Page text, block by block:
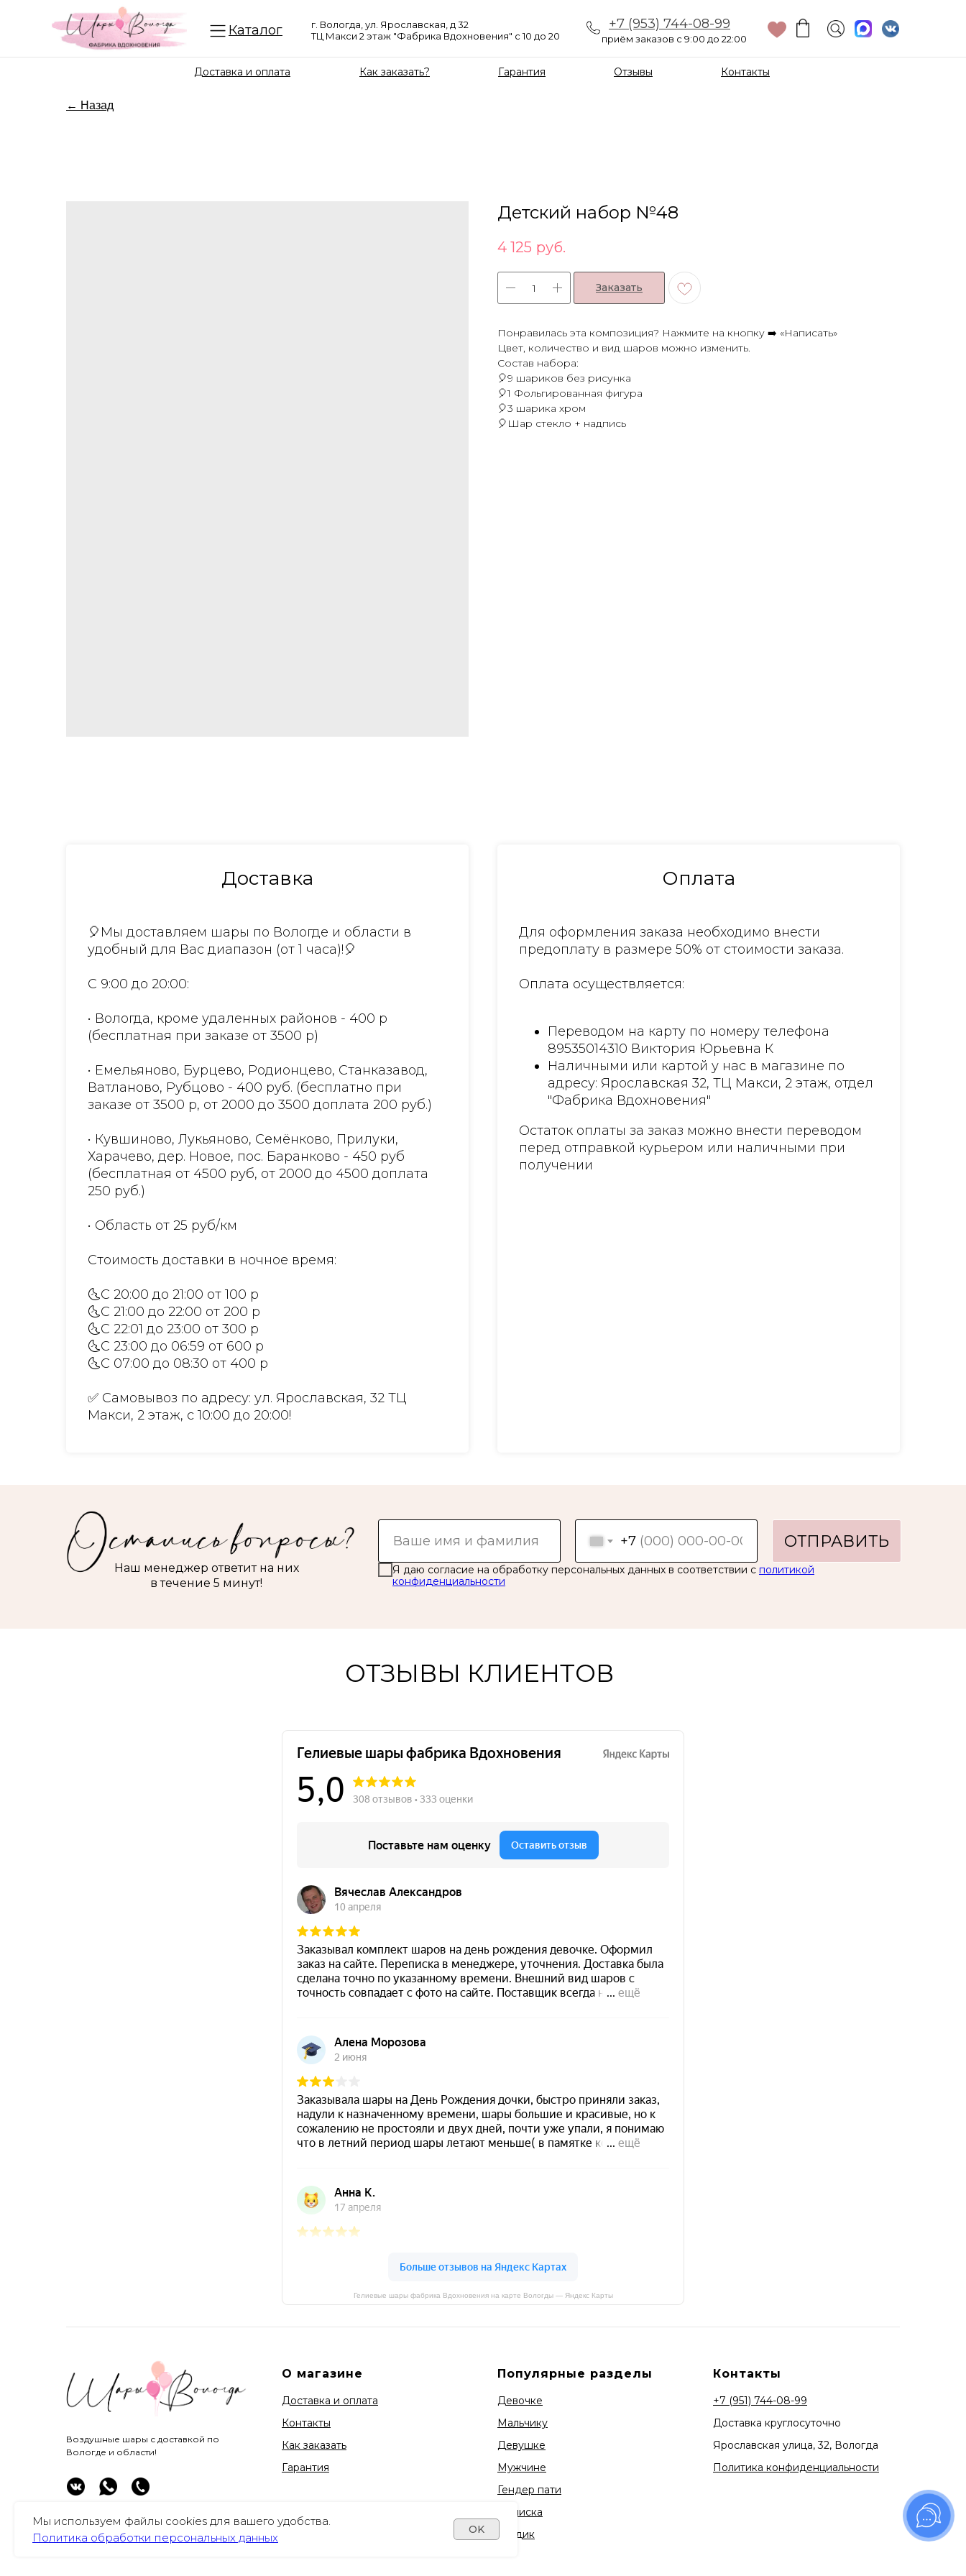
+7 (953) 744-08-99
Каталог
приём заказов с 9:00 до 22:00
г. Вологда, ул. Ярославская, д 32
ТЦ Макси 2 этаж "Фабрика Вдохновения" с 10 до 20
Доставка и оплата Как заказать? Гарантия Отзывы Контакты
← Назад
Детский набор №48
4 125 руб.
Заказать
Понравилась эта композиция? Нажмите на кнопку ➡️ «Написать»
Цвет, количество и вид шаров можно изменить.
Состав набора:
🎈9 шариков без рисунка
🎈1 Фольгированная фигура
🎈3 шарика хром
🎈Шар стекло + надпись
Доставка
🎈Мы доставляем шары по Вологде и области в
удобный для Вас диапазон (от 1 часа)!🎈
С 9:00 до 20:00:
• Вологда, кроме удаленных районов - 400 р
(бесплатная при заказе от 3500 р)
• Емельяново, Бурцево, Родионцево, Станказавод,
Ватланово, Рубцово - 400 руб. (бесплатно при
заказе от 3500 р, от 2000 до 3500 доплата 200 руб.)
• Кувшиново, Лукьяново, Семёнково, Прилуки,
Харачево, дер. Новое, пос. Баранково - 450 руб
(бесплатная от 4500 руб, от 2000 до 4500 доплата
250 руб.)
• Область от 25 руб/км
Стоимость доставки в ночное время:
🌜С 20:00 до 21:00 от 100 р
🌜С 21:00 до 22:00 от 200 р
🌜С 22:01 до 23:00 от 300 р
🌜С 23:00 до 06:59 от 600 р
🌜С 07:00 до 08:30 от 400 р
✅ Самовывоз по адресу: ул. Ярославская, 32 ТЦ
Макси, 2 этаж, с 10:00 до 20:00!
Оплата
Для оформления заказа необходимо внести
предоплату в размере 50% от стоимости заказа.
Оплата осуществляется:
Переводом на карту по номеру телефона
89535014310 Виктория Юрьевна К
Наличными или картой у нас в магазине по
адресу: Ярославская 32, ТЦ Макси, 2 этаж, отдел
"Фабрика Вдохновения"
Остаток оплаты за заказ можно внести переводом
перед отправкой курьером или наличными при
получении
+7
Я даю согласие на обработку персональных данных в соответствии с политикой
конфиденциальности
ОТПРАВИТЬ
Наш менеджер ответит на них
в течение 5 минут!
ОТЗЫВЫ КЛИЕНТОВ
Гелиевые шары фабрика Вдохновения на карте Вологды — Яндекс Карты
Воздушные шары с доставкой по
Вологде и области!
Контакты
+7 (951) 744-08-99
Доставка круглосуточно
Ярославская улица, 32, Вологда
Политика конфиденциальности
О магазине
Доставка и оплата
Контакты
Как заказать
Гарантия
Популярные разделы
Девочке
Мальчику
Девушке
Мужчине
Гендер пати
Выписка
1 годик
Мы используем файлы cookies для вашего удобства.
Политика обработки персональных данных
OK